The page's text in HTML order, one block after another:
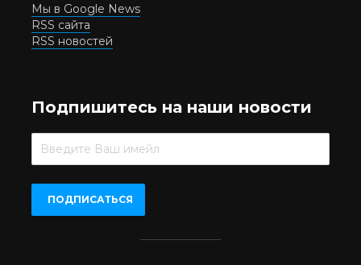
Мы в Google News
RSS сайта
RSS новостей
Подпишитесь на наши новости